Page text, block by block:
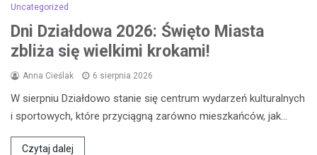
Uncategorized
Dni Działdowa 2026: Święto Miasta
zbliża się wielkimi krokami!
Anna Cieślak 6 sierpnia 2026
W sierpniu Działdowo stanie się centrum wydarzeń kulturalnych
i sportowych, które przyciągną zarówno mieszkańców, jak…
Czytaj dalej